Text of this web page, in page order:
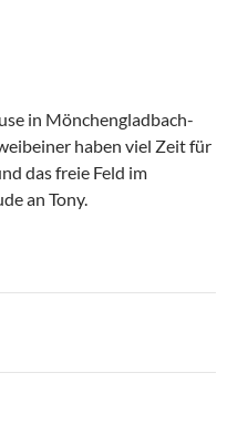
in Mönchengladbach-
haben viel Zeit für
das freie Feld im
an Tony.